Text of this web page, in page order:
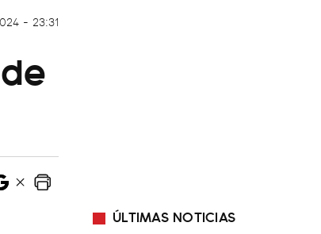
- 23:31
ÚLTIMAS NOTICIAS